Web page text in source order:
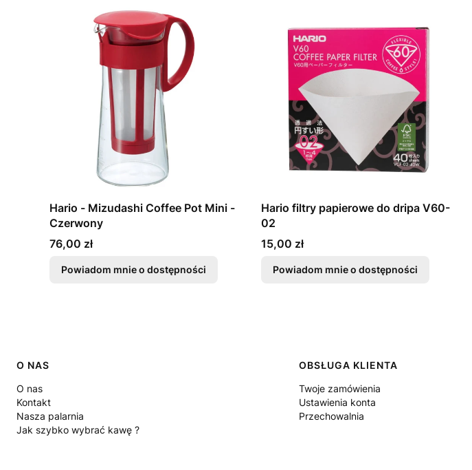
Hario - Mizudashi Coffee Pot Mini -
Czerwony
Cena
76,00 zł
Powiadom mnie o dostępności
Hario filtry papierowe do dripa V60-
02
Cena
15,00 zł
Powiadom mnie o dostępności
Linki w stopce
O NAS
O nas
Kontakt
Nasza palarnia
Jak szybko wybrać kawę ?
OBSŁUGA KLIENTA
Twoje zamówienia
Ustawienia konta
Przechowalnia